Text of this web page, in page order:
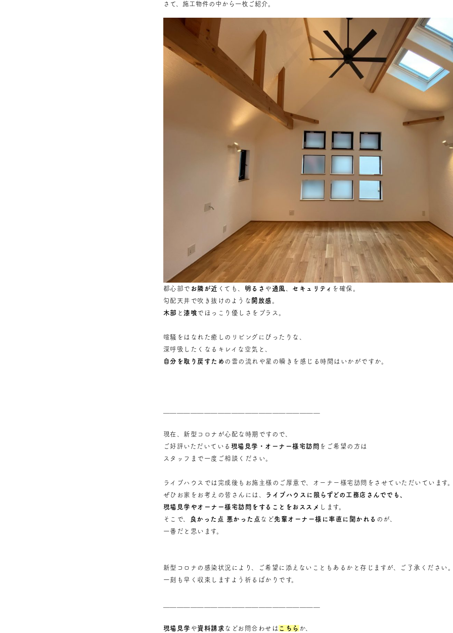
さて、施工物件の中から一枚ご紹介。
都心部で お隣が近 くても、 明るさ や 通風 セキュリティ を確保。
勾配天井で吹き抜けのような 開放感 。
木部 と漆喰 でほっこり優しさをプラス。
喧騒をはなれた癒しのリビングにぴったりな、
深呼吸したくなるキレイな空気と、
自分を取り戻すため の雲の流れや星の瞬きを感じる時間はいかがですか。
現在、新型コロナが心配な時期ですので、
ご好評いただいている 現場見学・オーナー様宅訪問 をご希望の方は
スタッフまで一度ご相談ください。
ライブハウスでは完成後もお施主様のご厚意で、オーナー様宅訪問をさせていただいています。
ぜひお家をお考えの皆さんには、
ライブハウスに限らずどの工務店さんででも、
現場見学やオーナー様宅訪問をすることをおススメ します。
そこで、
良かった点 悪かった点 など先輩オーナー様に率直に聞かれる のが、
一番だと思います。
新型コロナの感染状況により、ご希望に添えないこともあるかと存じますが、ご了承ください。
一刻も早く収束しますよう祈るばかりです。
現場見学 や資料請求 などお問合わせは こちら か、